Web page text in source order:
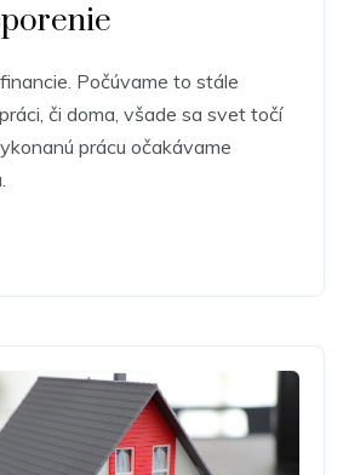
Počúvame to stále
či doma, všade sa svet točí
prácu očakávame